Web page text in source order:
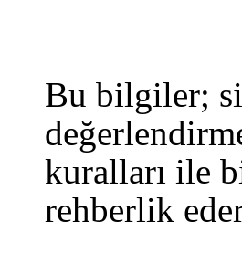
Bu bilgiler;
kuralları ile
rehberlik